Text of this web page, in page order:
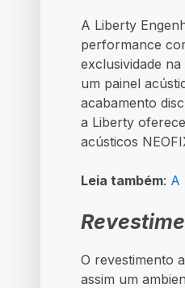
A Liberty
performance
exclusividade
um painel
acabamento
a Liberty
acústicos
Leia também: A
O revestimento
assim um